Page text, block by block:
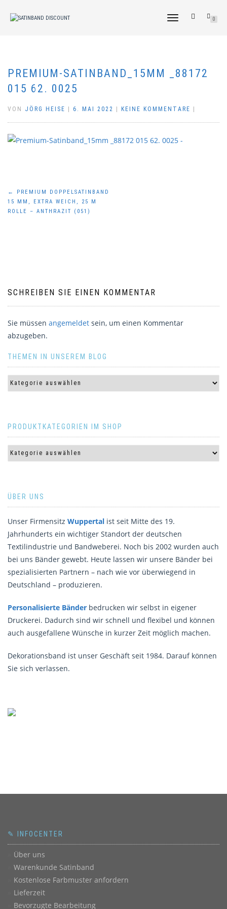
NAVIGATION
0
PREMIUM-SATINBAND_15MM _88172
015 62. 0025
VON JÖRG HEISE 6. MAI 2022 KEINE KOMMENTARE
Beitragsnavigation
←
PREMIUM DOPPELSATINBAND
15 MM, EXTRA WEICH, 25 M
ROLLE – ANTHRAZIT (051)
SCHREIBEN SIE EINEN KOMMENTAR
Sie müssen angemeldet sein, um einen Kommentar
abzugeben.
THEMEN IN UNSEREM BLOG
PRODUKTKATEGORIEN IM SHOP
ÜBER UNS
Unser Firmensitz Wuppertal ist seit Mitte des 19.
Jahrhunderts ein wichtiger Standort der deutschen
Textilindustrie und Bandweberei. Noch bis 2002 wurden auch
bei uns Bänder gewebt. Heute lassen wir unsere Bänder bei
spezialisierten Partnern – nach wie vor überwiegend in
Deutschland – produzieren.
Personalisierte Bänder bedrucken wir selbst in eigener
Druckerei. Dadurch sind wir schnell und flexibel und können
auch ausgefallene Wünsche in kurzer Zeit möglich machen.
Dekorationsband ist unser Geschäft seit 1984. Darauf können
Sie sich verlassen.
✎ INFOCENTER
Über uns
Warenkunde Satinband
Kostenlose Farbmuster anfordern
Lieferzeit
Bevorzugte Bearbeitung